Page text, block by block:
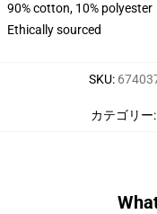
90% cotton, 10% polyester
Ethically sourced
SKU:
カテゴリー: